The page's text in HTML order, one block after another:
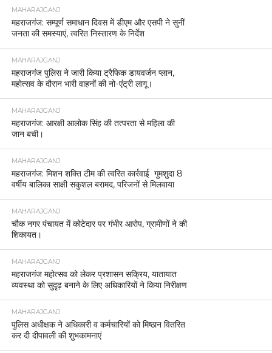
MAHARAJGANJ
महराजगंज: सम्पूर्ण समाधान दिवस में डीएम और एसपी ने सुनीं
जनता की समस्याएं, त्वरित निस्तारण के निर्देश
MAHARAJGANJ
महराजगंज पुलिस ने जारी किया ट्रैफिक डायवर्जन प्लान,
महोत्सव के दौरान भारी वाहनों की नो-एंट्री लागू।
MAHARAJGANJ
महराजगंज: आरक्षी आलोक सिंह की तत्परता से महिला की
जान बची।
MAHARAJGANJ
महराजगंज: मिशन शक्ति टीम की त्वरित कार्रवाई गुमशुदा 8
वर्षीय बालिका साक्षी सकुशल बरामद, परिजनों से मिलवाया
MAHARAJGANJ
चौक नगर पंचायत में कोटेदार पर गंभीर आरोप, ग्रामीणों ने की
शिकायत।
MAHARAJGANJ
महराजगंज महोत्सव को लेकर प्रशासन सक्रिय, यातायात
व्यवस्था को सुदृढ़ बनाने के लिए अधिकारियों ने किया निरीक्षण
MAHARAJGANJ
पुलिस अधीक्षक ने अधिकारी व कर्मचारियों को मिष्ठान वितरित
कर दी दीपावली की शुभकामनाएं